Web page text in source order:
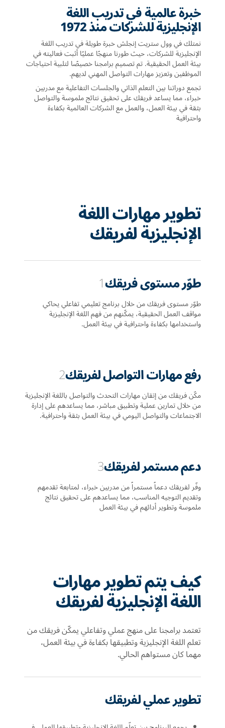
خبرة عالمية في تدريب اللغة
الإنجليزية للشركات منذ 1972
نمتلك في وول ستريت إنجلش خبرة طويلة في تدريب اللغة
الإنجليزية للشركات، حيث طورنا منهجًا عمليًا أثبت فعاليته في
بيئة العمل الحقيقية. تم تصميم برامجنا خصيصًا لتلبية احتياجات
الموظفين وتعزيز مهارات التواصل المهني لديهم.
تجمع دوراتنا بين التعلم الذاتي والجلسات التفاعلية مع مدربين
خبراء، مما يساعد فريقك على تحقيق نتائج ملموسة والتواصل
بثقة في بيئة العمل، والعمل مع الشركات العالمية بكفاءة
واحترافية
تطوير مهارات اللغة
الإنجليزية لفريقك
طوّر مستوى فريقك1
طوّر مستوى فريقك من خلال برنامج تعليمي تفاعلي يحاكي
مواقف العمل الحقيقية، يمكّنهم من فهم اللغة الإنجليزية
واستخدامها بكفاءة واحترافية في بيئة العمل.
رفع مهارات التواصل لفريقك2
مكّن فريقك من إتقان مهارات التحدث والتواصل باللغة الإنجليزية
من خلال تمارين عملية وتطبيق مباشر، مما يساعدهم على إدارة
الاجتماعات والتواصل اليومي في بيئة العمل بثقة واحترافية.
دعم مستمر لفريقك3
وفّر لفريقك دعماً مستمراً من مدربين خبراء، لمتابعة تقدمهم
وتقديم التوجيه المناسب، مما يساعدهم على تحقيق نتائج
ملموسة وتطوير أدائهم في بيئة العمل
كيف يتم تطوير مهارات
اللغة الإنجليزية لفريقك
تعتمد برامجنا على منهج عملي وتفاعلي يمكّن فريقك من
تعلم اللغة الإنجليزية وتطبيقها بكفاءة في بيئة العمل،
مهما كان مستواهم الحالي.
تطوير عملي لفريقك